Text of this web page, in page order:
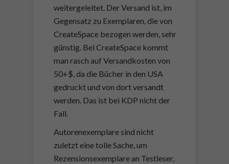
weitergeleitet. Der Versand ist, im
Gegensatz zu Exemplaren, die von
CreateSpace bezogen werden, sehr
günstig. Bei CreateSpace kommt
man rasch auf Versandkosten von
50+$, da die Bücher in den USA
gedruckt und von dort versandt
werden. Das ist bei KDP nicht der
Fall.
Autorenexemplare sind nicht
zuletzt eine tolle Sache, um
Rezensionsexemplare an Testleser,